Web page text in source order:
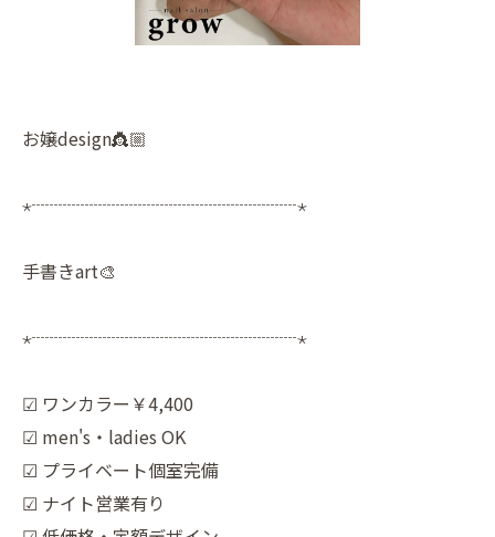
お嬢design👸🏼
⋆┈┈┈┈┈┈┈┈┈┈┈┈┈┈┈⋆
手書きart🎨
⋆┈┈┈┈┈┈┈┈┈┈┈┈┈┈┈⋆
︎︎︎︎︎︎︎︎☑︎︎︎︎︎︎︎ ワンカラー￥4,400
︎︎︎︎☑︎︎︎︎︎︎︎ men's・ladies OK
︎︎︎︎☑︎︎︎︎︎︎︎ プライベート個室完備
︎︎︎︎☑︎︎︎︎︎︎︎ ナイト営業有り